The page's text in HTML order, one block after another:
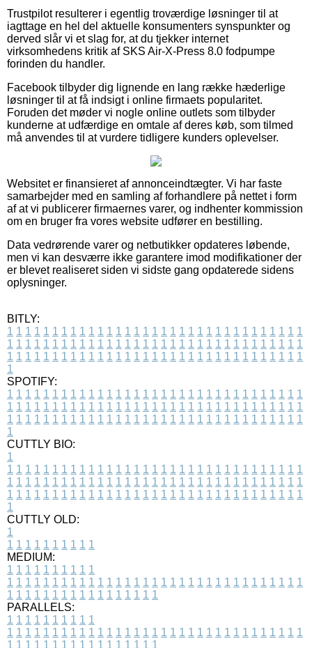
Trustpilot resulterer i egentlig troværdige løsninger til at
iagttage en hel del aktuelle konsumenters synspunkter og
derved slår vi et slag for, at du tjekker internet
virksomhedens kritik af SKS Air-X-Press 8.0 fodpumpe
forinden du handler.
Facebook tilbyder dig lignende en lang række hæderlige
løsninger til at få indsigt i online firmaets popularitet.
Foruden det møder vi nogle online outlets som tilbyder
kunderne at udfærdige en omtale af deres køb, som tilmed
må anvendes til at vurdere tidligere kunders oplevelser.
Websitet er finansieret af annonceindtægter. Vi har faste
samarbejder med en samling af forhandlere på nettet i form
af at vi publicerer firmaernes varer, og indhenter kommission
om en bruger fra vores website udfører en bestilling.
Data vedrørende varer og netbutikker opdateres løbende,
men vi kan desværre ikke garantere imod modifikationer der
er blevet realiseret siden vi sidste gang opdaterede sidens
oplysninger.
BITLY:
1 1 1 1 1 1 1 1 1 1 1 1 1 1 1 1 1 1 1 1 1 1 1 1 1 1 1 1 1 1 1 1 1
1 1 1 1 1 1 1 1 1 1 1 1 1 1 1 1 1 1 1 1 1 1 1 1 1 1 1 1 1 1 1 1 1
1 1 1 1 1 1 1 1 1 1 1 1 1 1 1 1 1 1 1 1 1 1 1 1 1 1 1 1 1 1 1 1 1
1
SPOTIFY:
1 1 1 1 1 1 1 1 1 1 1 1 1 1 1 1 1 1 1 1 1 1 1 1 1 1 1 1 1 1 1 1 1
1 1 1 1 1 1 1 1 1 1 1 1 1 1 1 1 1 1 1 1 1 1 1 1 1 1 1 1 1 1 1 1 1
1 1 1 1 1 1 1 1 1 1 1 1 1 1 1 1 1 1 1 1 1 1 1 1 1 1 1 1 1 1 1 1 1
1
CUTTLY BIO:
1
1 1 1 1 1 1 1 1 1 1 1 1 1 1 1 1 1 1 1 1 1 1 1 1 1 1 1 1 1 1 1 1 1
1 1 1 1 1 1 1 1 1 1 1 1 1 1 1 1 1 1 1 1 1 1 1 1 1 1 1 1 1 1 1 1 1
1 1 1 1 1 1 1 1 1 1 1 1 1 1 1 1 1 1 1 1 1 1 1 1 1 1 1 1 1 1 1 1 1
1
CUTTLY OLD:
1
1 1 1 1 1 1 1 1 1 1
MEDIUM:
1 1 1 1 1 1 1 1 1 1
1 1 1 1 1 1 1 1 1 1 1 1 1 1 1 1 1 1 1 1 1 1 1 1 1 1 1 1 1 1 1 1 1
1 1 1 1 1 1 1 1 1 1 1 1 1 1 1 1 1
PARALLELS:
1 1 1 1 1 1 1 1 1 1
1 1 1 1 1 1 1 1 1 1 1 1 1 1 1 1 1 1 1 1 1 1 1 1 1 1 1 1 1 1 1 1 1
1 1 1 1 1 1 1 1 1 1 1 1 1 1 1 1 1